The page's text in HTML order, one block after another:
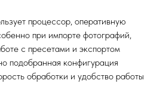
процессор, оперативную
при импорте фотографий,
с пресетами и экспортом
подобранная конфигурация
обработки и удобство работы